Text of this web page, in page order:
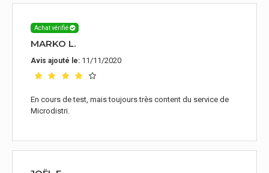
Achat vérifié
MARKO L.
Avis ajouté le: 11/11/2020
En cours de test, mais toujours très content du service de
Microdistri.